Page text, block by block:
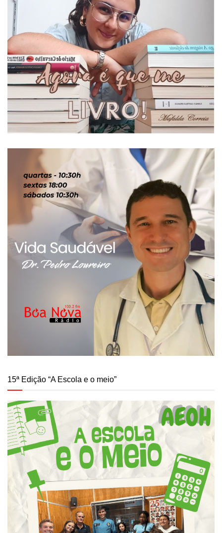
15ª Edição “A Escola e o meio”